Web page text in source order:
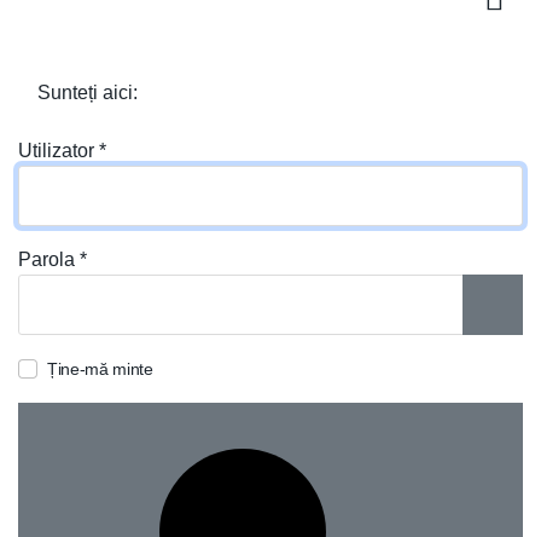
Sunteți aici:
Utilizator *
Parola *
Ține-mă minte